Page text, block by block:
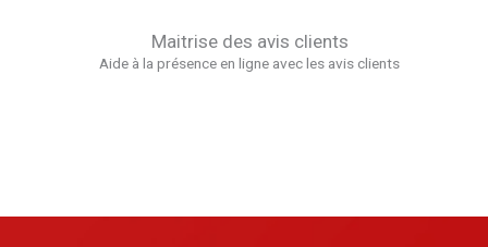
Maitrise des avis clients
Aide à la présence en ligne avec les avis clients